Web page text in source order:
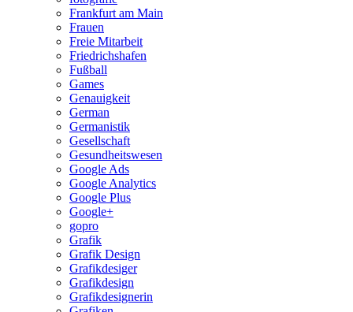
Frankfurt am Main
Frauen
Freie Mitarbeit
Friedrichshafen
Fußball
Games
Genauigkeit
German
Germanistik
Gesellschaft
Gesundheitswesen
Google Ads
Google Analytics
Google Plus
Google+
gopro
Grafik
Grafik Design
Grafikdesiger
Grafikdesign
Grafikdesignerin